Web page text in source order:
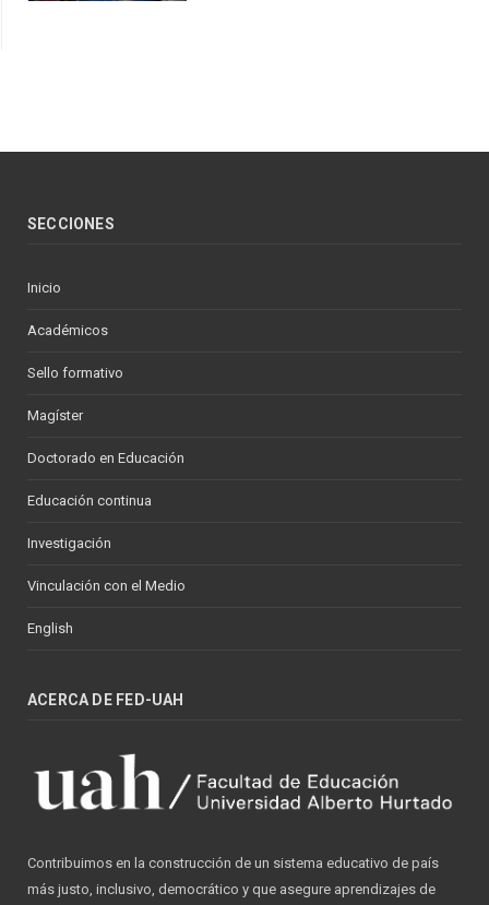
SECCIONES
Inicio
Académicos
Sello formativo
Magíster
Doctorado en Educación
Educación continua
Investigación
Vinculación con el Medio
English
ACERCA DE FED-UAH
Contribuimos en la construcción de un sistema educativo de país
más justo, inclusivo, democrático y que asegure aprendizajes de